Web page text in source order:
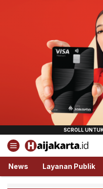
Haijakarta.id
Semua Tentang
News Layanan Publik